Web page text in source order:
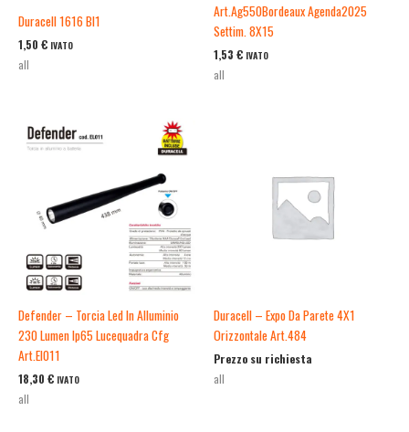
Duracell 1616 Bl1
1,50 € IVATO
all
Art.Ag550Bordeaux Agenda2025
Settim. 8X15
1,53 € IVATO
all
Defender – Torcia Led In Alluminio
230 Lumen Ip65 Lucequadra Cfg
Art.El011
18,30 € IVATO
all
Duracell – Expo Da Parete 4X1
Orizzontale Art.484
Prezzo su richiesta
all